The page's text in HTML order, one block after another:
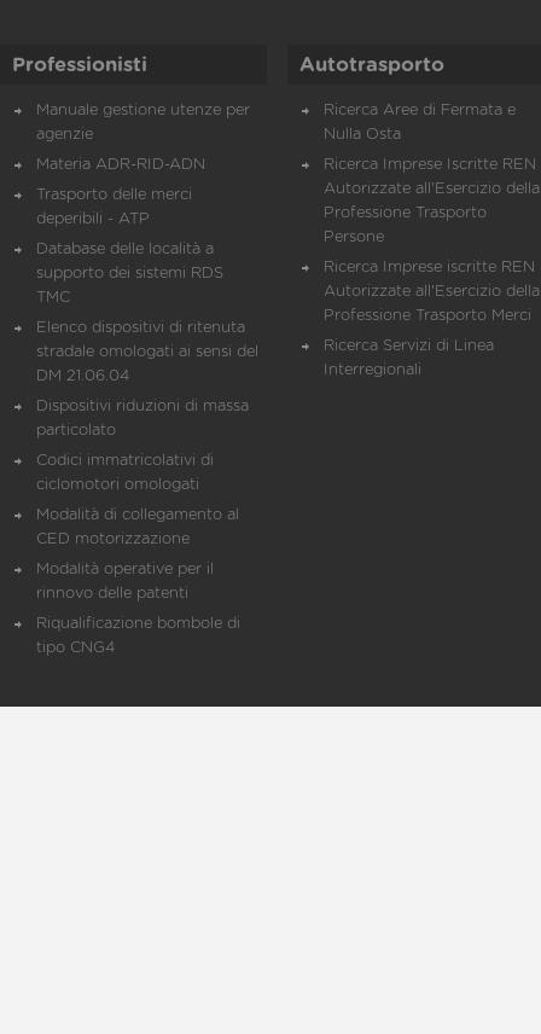
Professionisti
Manuale gestione utenze per
agenzie
Materia ADR-RID-ADN
Trasporto delle merci
deperibili - ATP
Database delle località a
supporto dei sistemi RDS
TMC
Elenco dispositivi di ritenuta
stradale omologati ai sensi del
DM 21.06.04
Dispositivi riduzioni di massa
particolato
Codici immatricolativi di
ciclomotori omologati
Modalità di collegamento al
CED motorizzazione
Modalità operative per il
rinnovo delle patenti
Riqualificazione bombole di
tipo CNG4
Autotrasporto
Ricerca Aree di Fermata e
Nulla Osta
Ricerca Imprese Iscritte REN
Autorizzate all'Esercizio della
Professione Trasporto
Persone
Ricerca Imprese iscritte REN
Autorizzate all'Esercizio della
Professione Trasporto Merci
Ricerca Servizi di Linea
Interregionali